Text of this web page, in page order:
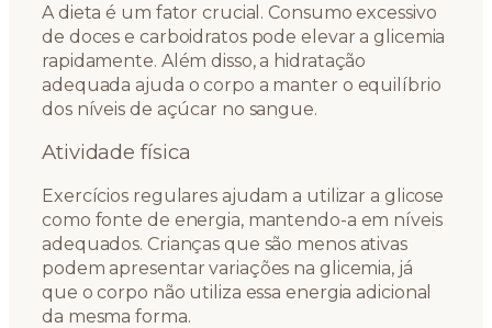
A dieta é um fator crucial. Consumo excessivo
de doces e carboidratos pode elevar a glicemia
rapidamente. Além disso, a hidratação
adequada ajuda o corpo a manter o equilíbrio
dos níveis de açúcar no sangue.
Atividade física
Exercícios regulares ajudam a utilizar a glicose
como fonte de energia, mantendo-a em níveis
adequados. Crianças que são menos ativas
podem apresentar variações na glicemia, já
que o corpo não utiliza essa energia adicional
da mesma forma.